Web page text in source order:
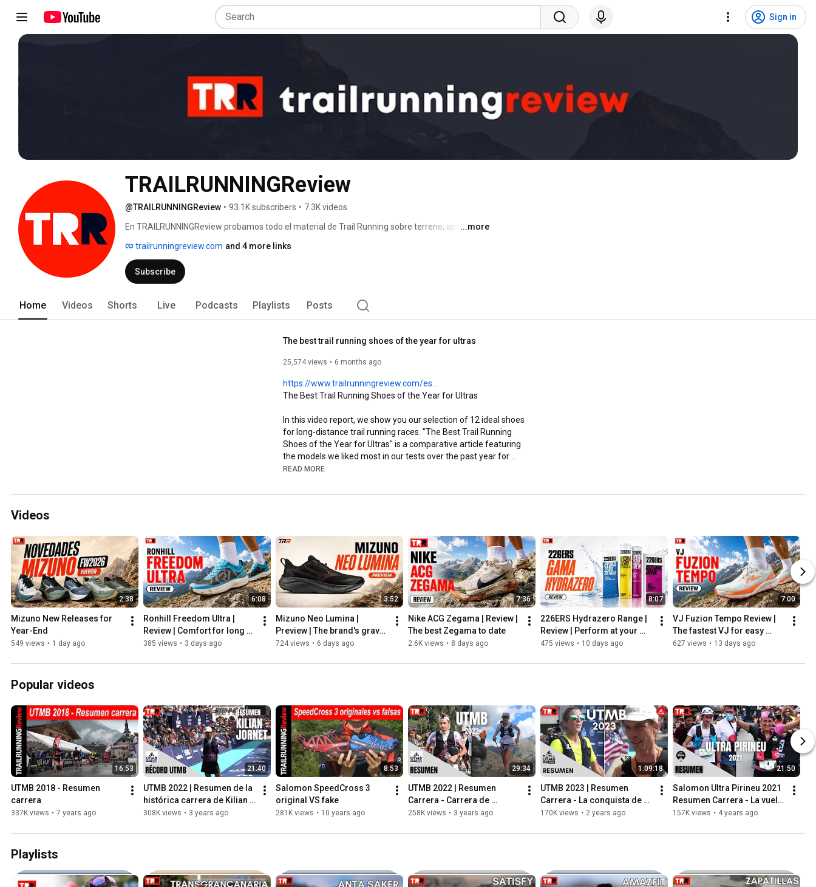
Sign in
TRAILRUNNINGReview
@TRAILRUNNINGReview • 93.1K subscribers • 7.3K videos
En TRAILRUNNINGReview probamos todo el material de Trail Running sobre terreno, aportando
personas experimentadas en éste campo podemos ofrecer información de calidad.
...more
trailrunningreview.com and 4 more links
Subscribe
Home Videos Shorts Live Podcasts Playlists Posts
The best trail running shoes of the year for ultras
25,574 views 6 months ago
https://www.trailrunningreview.com/es...
The Best Trail Running Shoes of the Year for Ultras
In this video report, we show you our selection of 12 ideal shoes
for long-distance trail running races. "The Best Trail Running
Shoes of the Year for Ultras" is a comparative article featuring
the models we liked most in our tests over the past year for
running intermediate races. We'll help you find the shoes that
06:47
10:57
13:14
15:37
18:10
19:53
22:22
24:23
29:19 - End
Association (EOCA)
FOLLOW US ON:
Website: http://www.trailrunningreview.com
Newsletter: https://bit.ly/Newsletter_TRAILRUNNIN...
Instagram:
http://instagram.com/trailrunningreview
Podcast: https://bit.ly/SpotifyTRR
Twitch: https://www.twitch.tv/trailrunningreview
Twitter:
https://twitter.com/trailrunningrvw
READ MORE
Videos
2:38
Mizuno New Releases for
Year-End
549 views • 1 day ago
6:08
Ronhill Freedom Ultra |
Review | Comfort for long
runs
385 views • 3 days ago
3:52
Mizuno Neo Lumina |
Preview | The brand's gravel
shoe!
724 views • 6 days ago
7:36
Nike ACG Zegama | Review |
The best Zegama to date
2.6K views • 8 days ago
8:07
226ERS Hydrazero Range |
Review | Perform at your
best even on the hottest
475 views • 10 days ago
7:00
VJ Fuzion Tempo Review |
The fastest VJ for easy
terrain?
627 views • 13 days ago
Popular videos
16:53
UTMB 2018 - Resumen
carrera
337K views • 7 years ago
21:40
UTMB 2022 | Resumen de la
histórica carrera de Kilian
Jornet - Esto no es
308K views • 3 years ago
8:53
Salomon SpeedCross 3
original VS fake
281K views • 10 years ago
29:34
UTMB 2022 | Resumen
Carrera - Carrera de
récords
258K views • 3 years ago
1:09:18
UTMB 2023 | Resumen
Carrera - La conquista de
los estadounidenses
170K views • 2 years ago
21:50
Salomon Ultra Pirineu 2021
Resumen Carrera - La vuelta
de Kilian y el dominio
157K views • 4 years ago
Playlists